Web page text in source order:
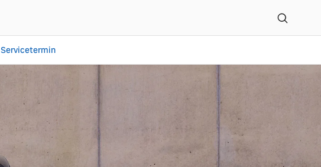
Servicetermin